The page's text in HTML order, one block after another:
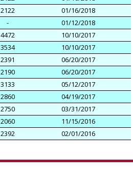
2122
01/16/2018
-
01/12/2018
4472
10/10/2017
3534
10/10/2017
2391
06/20/2017
2190
06/20/2017
3133
05/12/2017
2860
04/19/2017
2750
03/31/2017
2060
11/15/2016
2392 02/01/2016